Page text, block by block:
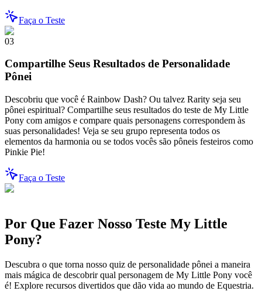
Faça o Teste
03
Compartilhe Seus Resultados de Personalidade
Pônei
Descobriu que você é Rainbow Dash? Ou talvez Rarity seja seu
pônei espiritual? Compartilhe seus resultados do teste de My Little
Pony com amigos e compare quais personagens correspondem às
suas personalidades! Veja se seu grupo representa todos os
elementos da harmonia ou se todos vocês são pôneis festeiros como
Pinkie Pie!
Faça o Teste
Por Que Fazer Nosso Teste My Little
Pony?
Descubra o que torna nosso quiz de personalidade pônei a maneira
mais mágica de descobrir qual personagem de My Little Pony você
é! Explore recursos divertidos que dão vida ao mundo de Equestria.